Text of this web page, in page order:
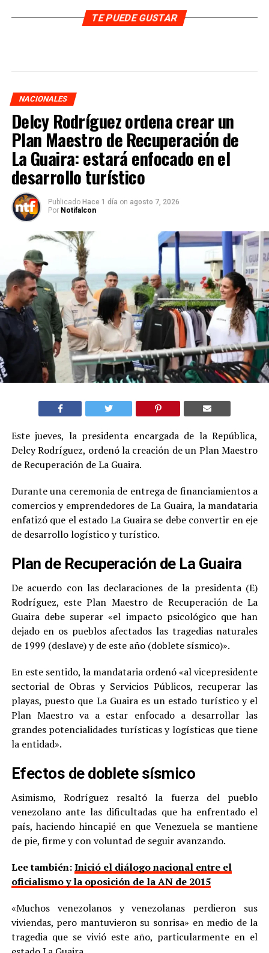
TE PUEDE GUSTAR
NACIONALES
Delcy Rodríguez ordena crear un
Plan Maestro de Recuperación de
La Guaira: estará enfocado en el
desarrollo turístico
Publicado Hace 1 día on agosto 7, 2026
Por Notifalcon
Este jueves, la presidenta encargada de la República,
Delcy Rodríguez, ordenó la creación de un Plan Maestro
de Recuperación de La Guaira.
Durante una ceremonia de entrega de financiamientos a
comercios y emprendedores de La Guaira, la mandataria
enfatizó que el estado La Guaira se debe convertir en eje
de desarrollo logístico y turístico.
Plan de Recuperación de La Guaira
De acuerdo con las declaraciones de la presidenta (E)
Rodríguez, este Plan Maestro de Recuperación de La
Guaira debe superar «el impacto psicológico que han
dejado en os pueblos afectados las tragedias naturales
de 1999 (deslave) y de este año (doblete sísmico)».
En este sentido, la mandataria ordenó «al vicepresidente
sectorial de Obras y Servicios Públicos, recuperar las
playas, puesto que La Guaira es un estado turístico y el
Plan Maestro va a estar enfocado a desarrollar las
grandes potencialidades turísticas y logísticas que tiene
la entidad».
Efectos de doblete sísmico
Asimismo, Rodríguez resaltó la fuerza del pueblo
venezolano ante las dificultadas que ha enfrentado el
país, haciendo hincapié en que Venezuela se mantiene
de pie, firme y con voluntad de seguir avanzando.
Lee también:Inició el diálogo nacional entre el
oficialismo y la oposición de la AN de 2015
«Muchos venezolanos y venezolanas perdieron sus
viviendas, pero mantuvieron su sonrisa» en medio de la
tragedia que se vivió este año, particularmente en el